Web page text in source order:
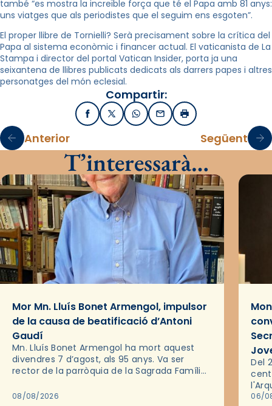
també “es mostra la increïble força que té el Papa amb 81 anys:
uns viatges que als periodistes que el seguim ens esgoten”.
El proper llibre de Tornielli? Serà precisament sobre la crítica del
Papa al sistema econòmic i financer actual. El vaticanista de La
Stampa i director del portal Vatican Insider, porta ja una
seixantena de llibres publicats dedicats als darrers papes i altres
personatges del món eclesial.
Compartir:
FacebookX / TwitterWhatsApp
EmailImprimir
Anterior Següent
T’interessarà…
Mor Mn. Lluís Bonet Armengol, impulsor
de la causa de beatificació d’Antoni
Gaudí
Mn. Lluís Bonet Armengol ha mort aquest
divendres 7 d’agost, als 95 anys. Va ser
rector de la parròquia de la Sagrada Família
2018,…
08/08/2026
Del
les
06/